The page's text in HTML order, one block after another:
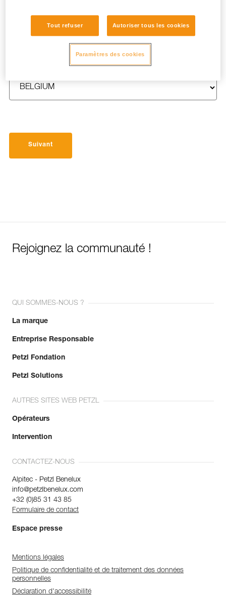
Suivant
Rejoignez la communauté !
QUI SOMMES-NOUS ?
La marque
Entreprise Responsable
Petzl Fondation
Petzl Solutions
AUTRES SITES WEB PETZL
Opérateurs
Intervention
CONTACTEZ-NOUS
Alpitec - Petzl Benelux
info@petzlbenelux.com
+32 (0)85 31 43 85
Formulaire de contact
Espace presse
Mentions légales
Politique de confidentialité et de traitement des données
personnelles
Déclaration d'accessibilité
Tout refuser Autoriser tous les cookies
Paramètres des cookies